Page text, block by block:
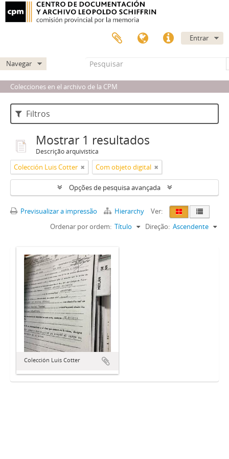
Entrar
Navegar
Colecciones en el archivo de la CPM
Filtros
Mostrar 1 resultados
Descrição arquivística
Colección Luis Cotter Com objeto digital
Opções de pesquisa avançada
Previsualizar a impressão Hierarchy
Ver:
Ordenar por ordem: Título Direção: Ascendente
Colección Luis Cotter